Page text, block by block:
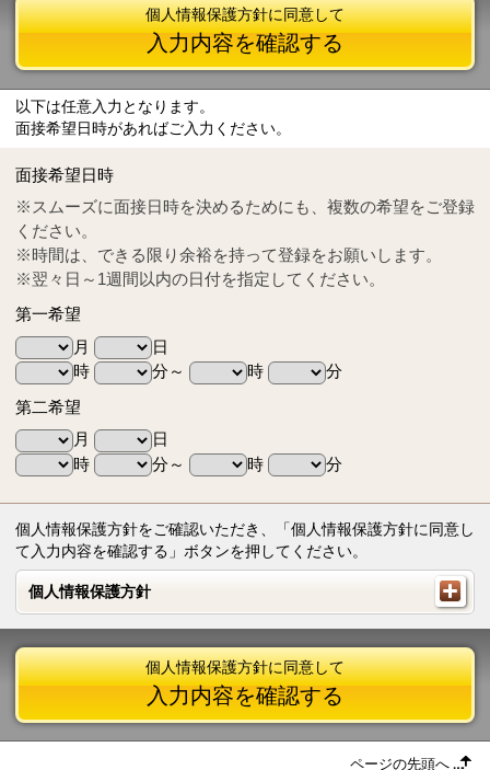
Tel
0570-55-0314
個人情報保護方針に同意して
入力内容を確認する
以下は任意入力となります。
面接希望日時があればご入力ください。
面接希望日時
※スムーズに面接日時を決めるためにも、複数の希望をご登録
ください。
※時間は、できる限り余裕を持って登録をお願いします。
※翌々日～1週間以内の日付を指定してください。
第一希望
月
日
時
分～ 時
分
第二希望
月
日
時
分～ 時 分
個人情報保護方針をご確認いただき、「個人情報保護方針に同意し
て入力内容を確認する」ボタンを押してください。
個人情報保護方針
個人情報保護方針
個人情報保護方針に同意して
入力内容を確認する
ページの先頭へ